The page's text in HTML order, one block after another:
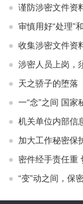
谨防涉密文件资
审慎用好“处理”
收集涉密文件资
涉密人员上岗，
天之骄子的堕落
一“念”之间 国家
机关单位内部信
加大工作秘密保
密件经手责任重
“变”动之间，保